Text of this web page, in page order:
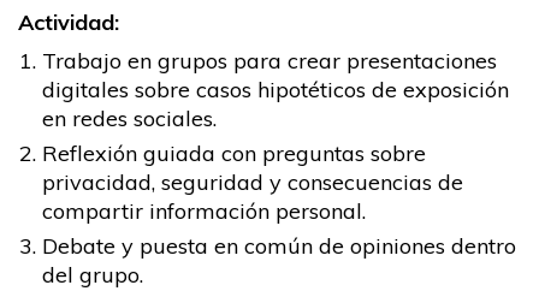
Actividad:
Trabajo en grupos para crear presentaciones
digitales sobre casos hipotéticos de exposición
en redes sociales.
Reflexión guiada con preguntas sobre
privacidad, seguridad y consecuencias de
compartir información personal.
Debate y puesta en común de opiniones dentro
del grupo.